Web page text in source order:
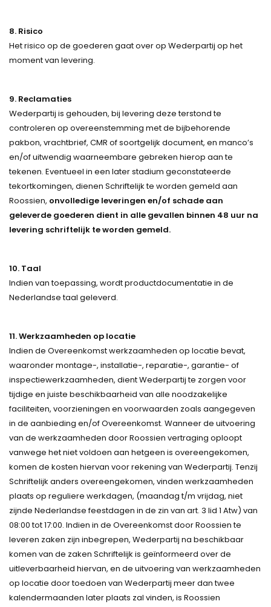
8. Risico
Het risico op de goederen gaat over op Wederpartij op het
moment van levering.
9. Reclamaties
Wederpartij is gehouden, bij levering deze terstond te
controleren op overeenstemming met de bijbehorende
pakbon, vrachtbrief, CMR of soortgelijk document, en manco’s
en/of uitwendig waarneembare gebreken hierop aan te
tekenen. Eventueel in een later stadium geconstateerde
tekortkomingen, dienen Schriftelijk te worden gemeld aan
Roossien, onvolledige leveringen en/of schade aan
geleverde goederen dient in alle gevallen binnen 48 uur na
levering schriftelijk te worden gemeld.
10. Taal
Indien van toepassing, wordt productdocumentatie in de
Nederlandse taal geleverd.
11. Werkzaamheden op locatie
Indien de Overeenkomst werkzaamheden op locatie bevat,
waaronder montage-, installatie-, reparatie-, garantie- of
inspectiewerkzaamheden, dient Wederpartij te zorgen voor
tijdige en juiste beschikbaarheid van alle noodzakelijke
faciliteiten, voorzieningen en voorwaarden zoals aangegeven
in de aanbieding en/of Overeenkomst. Wanneer de uitvoering
van de werkzaamheden door Roossien vertraging oploopt
vanwege het niet voldoen aan hetgeen is overeengekomen,
komen de kosten hiervan voor rekening van Wederpartij. Tenzij
Schriftelijk anders overeengekomen, vinden werkzaamheden
plaats op reguliere werkdagen, (maandag t/m vrijdag, niet
zijnde Nederlandse feestdagen in de zin van art. 3 lid 1 Atw) van
08:00 tot 17:00. Indien in de Overeenkomst door Roossien te
leveren zaken zijn inbegrepen, Wederpartij na beschikbaar
komen van de zaken Schriftelijk is geïnformeerd over de
uitleverbaarheid hiervan, en de uitvoering van werkzaamheden
op locatie door toedoen van Wederpartij meer dan twee
kalendermaanden later plaats zal vinden, is Roossien